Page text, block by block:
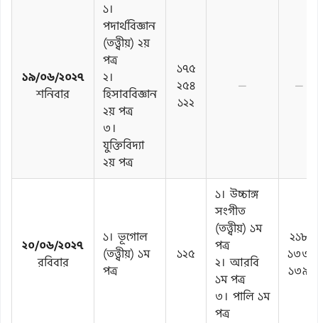
১৯/০৬/২০২৭
শনিবার
১।
পদার্থবিজ্ঞান
(তত্ত্বীয়) ২য়
পত্র
২।
হিসাববিজ্ঞান
২য় পত্র
৩।
যুক্তিবিদ্যা
২য় পত্র
১৭৫
২৫৪
১২২
— —
২০/০৬/২০২৭
রবিবার
১। ভূগোল
(তত্ত্বীয়) ১ম
পত্র
১২৫
১। উচ্চাঙ্গ
সংগীত
(তত্ত্বীয়) ১ম
পত্র
২। আরবি
১ম পত্র
৩। পালি ১ম
পত্র
২১৮
১৩৩
১৩৯